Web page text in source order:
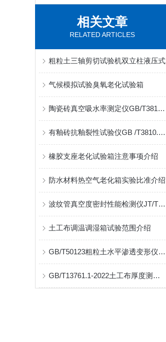
相关文章
RELATED ARTICLES
粗粒土三轴剪切试验机双立柱液压式
气候模拟试验臭氧老化试验箱
陶瓷砖真空吸水率测定仪GB/T3810.3适用范围
有釉砖抗釉裂性试验仪GB /T3810.11执行标准
橡胶支座老化试验箱注意事项介绍
防水材料热空气老化箱实验比准介绍
波纹管真空度密封性能检测仪JT/T529标准
土工布调温调湿箱试验范围介绍
GB/T50123粗粒土水平渗透变形仪渗透水流水平方向
GB/T13761.1-2022土工布厚度测试仪试验标准